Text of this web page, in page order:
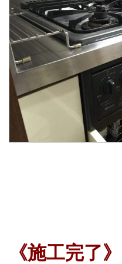
《施工完了》